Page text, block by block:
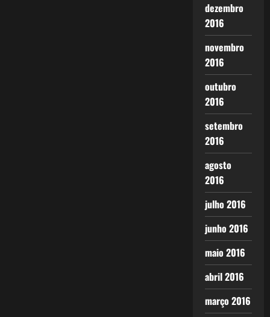
dezembro
2016
novembro
2016
outubro
2016
setembro
2016
agosto
2016
julho 2016
junho 2016
maio 2016
abril 2016
março 2016